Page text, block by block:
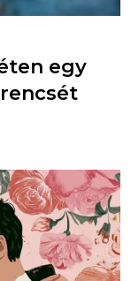
egy